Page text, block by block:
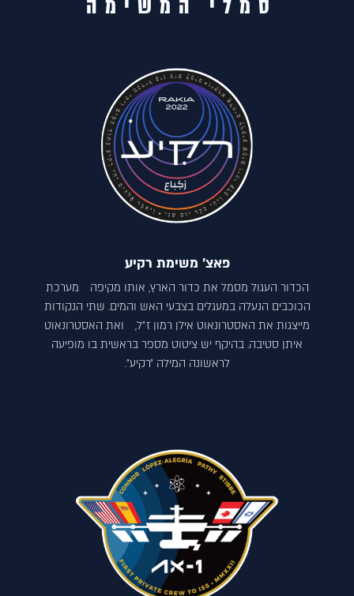
סמלי המשימה
פאצ׳ משימת רקיע
הכדור העגול מסמל את כדור הארץ, אותו מקיפה מערכת
הכוכבים הנעלה במעגלים בצבעי האש והמים. שתי הנקודות
מייצגות את האסטרונאוט אילן רמון ז״ל, ואת האסטרונאוט
איתן סטיבה. בהיקף יש ציטוט מספר בראשית בו מופיעה
לראשונה המילה ״רקיע״.